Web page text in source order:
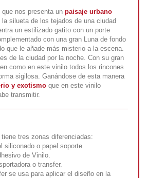
nos presenta un paisaje urbano
silueta de los tejados de una ciudad
un estilizado gatito con un porte
con una gran Luna de fondo
que le añade más misterio a la escena.
de la ciudad por la noche. Con su gran
como en este vinilo todos los rincones
sigilosa. Ganándose de esta manera
y exotismo que en este vinilo
transmitir.
tiene tres zonas diferenciadas:
siliconado o papel soporte.
de Vinilo.
o transfer.
se usa para aplicar el diseño en la